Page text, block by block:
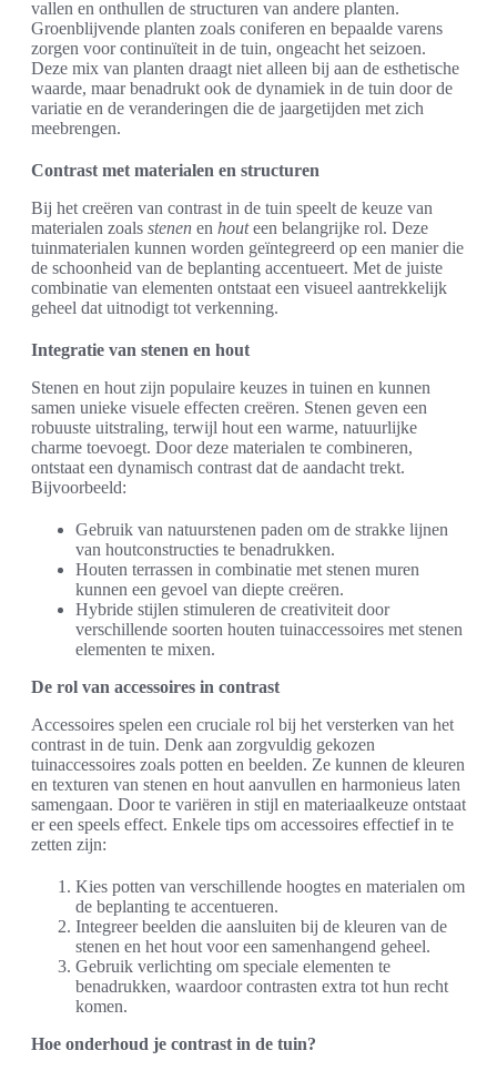
vallen en onthullen de structuren van andere planten.
Groenblijvende planten zoals coniferen en bepaalde varens
zorgen voor continuïteit in de tuin, ongeacht het seizoen.
Deze mix van planten draagt niet alleen bij aan de esthetische
waarde, maar benadrukt ook de dynamiek in de tuin door de
variatie en de veranderingen die de jaargetijden met zich
meebrengen.
Contrast met materialen en structuren
Bij het creëren van contrast in de tuin speelt de keuze van
materialen zoals stenen en houteen belangrijke rol. Deze
tuinmaterialen kunnen worden geïntegreerd op een manier die
de schoonheid van de beplanting accentueert. Met de juiste
combinatie van elementen ontstaat een visueel aantrekkelijk
geheel dat uitnodigt tot verkenning.
Integratie van stenen en hout
Stenen en hout zijn populaire keuzes in tuinen en kunnen
samen unieke visuele effecten creëren. Stenen geven een
robuuste uitstraling, terwijl hout een warme, natuurlijke
charme toevoegt. Door deze materialen te combineren,
ontstaat een dynamisch contrast dat de aandacht trekt.
Bijvoorbeeld:
Gebruik van natuurstenen paden om de strakke lijnen
van houtconstructies te benadrukken.
Houten terrassen in combinatie met stenen muren
kunnen een gevoel van diepte creëren.
Hybride stijlen stimuleren de creativiteit door
verschillende soorten houten tuinaccessoires met stenen
elementen te mixen.
De rol van accessoires in contrast
Accessoires spelen een cruciale rol bij het versterken van het
contrast in de tuin. Denk aan zorgvuldig gekozen
tuinaccessoires zoals potten en beelden. Ze kunnen de kleuren
en texturen van stenen en hout aanvullen en harmonieus laten
samengaan. Door te variëren in stijl en materiaalkeuze ontstaat
er een speels effect. Enkele tips om accessoires effectief in te
zetten zijn:
Kies potten van verschillende hoogtes en materialen om
de beplanting te accentueren.
Integreer beelden die aansluiten bij de kleuren van de
stenen en het hout voor een samenhangend geheel.
Gebruik verlichting om speciale elementen te
benadrukken, waardoor contrasten extra tot hun recht
komen.
Hoe onderhoud je contrast in de tuin?